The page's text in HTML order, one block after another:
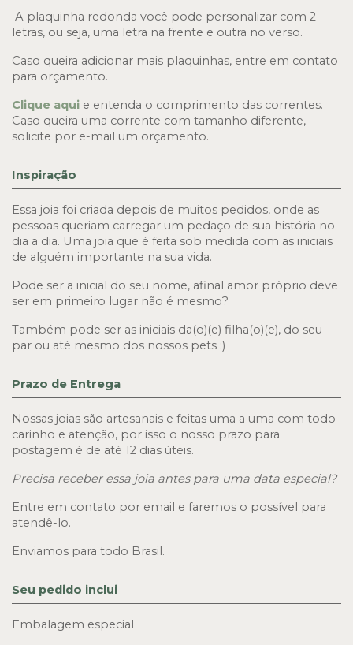
A plaquinha redonda você pode personalizar com 2
letras, ou seja, uma letra na frente e outra no verso.
Caso queira adicionar mais plaquinhas, entre em contato
para orçamento.
Clique aqui
Caso queira uma corrente com tamanho diferente,
solicite por e-mail um orçamento.
Inspiração
Essa joia foi criada depois de muitos pedidos, onde as
pessoas queriam carregar um pedaço de sua história no
dia a dia. Uma joia que é feita sob medida com as iniciais
de alguém importante na sua vida.
Pode ser a inicial do seu nome, afinal amor próprio deve
ser em primeiro lugar não é mesmo?
Também pode ser as iniciais da(o)(e) filha(o)(e), do seu
par ou até mesmo dos nossos pets :)
Prazo de Entrega
Nossas joias são artesanais e feitas uma a uma com todo
carinho e atenção, por isso o nosso prazo para
postagem é de até 12 dias úteis.
Precisa receber essa joia antes para uma data especial?
Entre em contato por email e faremos o possível para
atendê-lo.
Enviamos para todo Brasil.
Seu pedido inclui
Embalagem especial